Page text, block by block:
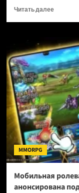
Читать далее
Rare
может
стать
жертвой
Xbox
Sea
of
Thieves
под
ударом
MMORPG
Мобильная
анонсирована